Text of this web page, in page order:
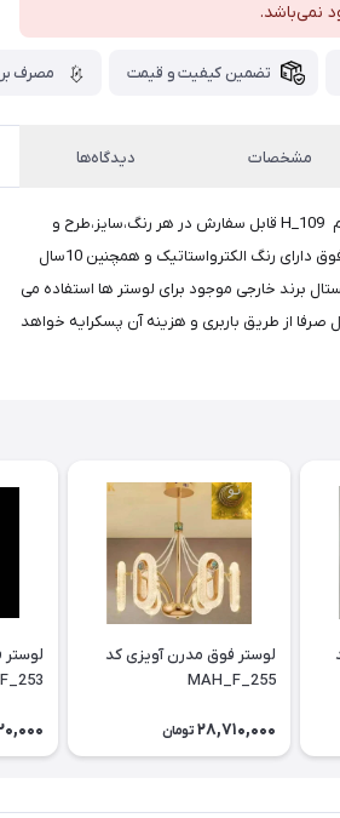
نمی‌باشد.
تضمین کیفیت و قیمت مصرف
مشخصات دیدگاه‌ها
لوستر مدرن آویزی مدل چشم H_109 قابل سفارش در هر رنگ،سایز،طرح و
تعداد لامپ می باشد ،لوستر فوق دارای رنگ الکترواستاتیک و همچنین 10سال
برند خارجی موجود برای لوستر ها استفاده می
صرفا از طریق باربری و هزینه آن پسکرایه خواهد
کد
لوستر فوق مدرن آویزی کد
MAH_F_255
28,710,000 تومان